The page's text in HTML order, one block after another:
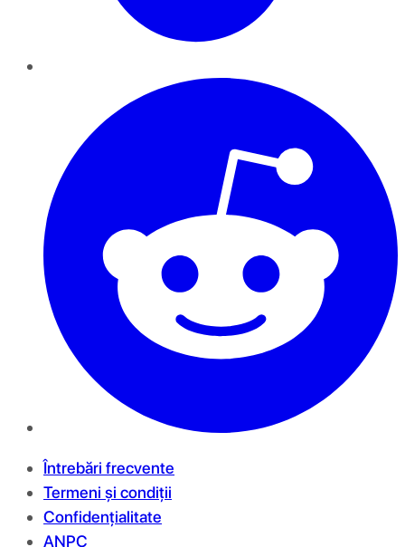
Întrebări frecvente
Termeni și condiții
Confidențialitate
ANPC